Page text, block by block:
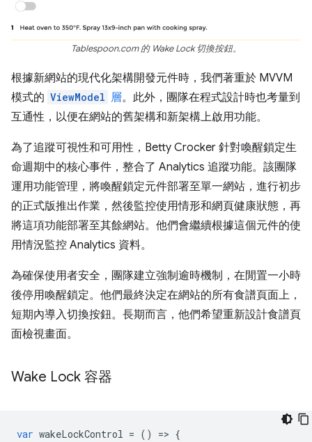
Tablespoon.com 的 Wake Lock 切換按鈕。
根據新網站的現代化架構開發元件時，我們著重於 MVVM
模式的 ViewModel 層。此外，團隊在程式設計時也考量到
互通性，以便在網站的舊架構和新架構上啟用功能。
為了追蹤可視性和可用性，Betty Crocker 針對喚醒鎖定生
命週期中的核心事件，整合了 Analytics 追蹤功能。該團隊
運用功能管理，將喚醒鎖定元件部署至單一網站，進行初步
的正式版推出作業，然後監控使用情形和網頁健康狀態，再
將這項功能部署至其餘網站。他們會繼續根據這個元件的使
用情況監控 Analytics 資料。
為確保使用者安全，團隊建立強制逾時機制，在閒置一小時
後停用喚醒鎖定。他們最終決定在網站的所有食譜頁面上，
短期內導入切換按鈕。長期而言，他們希望重新設計食譜頁
面檢視畫面。
Wake Lock 容器
var wakeLockControl = () => {